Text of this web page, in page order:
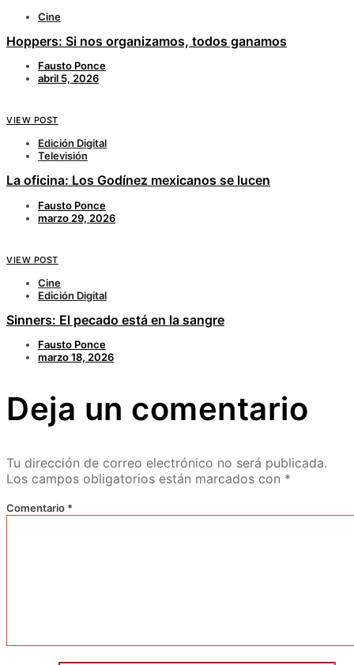
Cine
Hoppers: Si nos organizamos, todos ganamos
Fausto Ponce
abril 5, 2026
VIEW POST
Edición Digital
Televisión
La oficina: Los Godínez mexicanos se lucen
Fausto Ponce
marzo 29, 2026
VIEW POST
Cine
Edición Digital
Sinners: El pecado está en la sangre
Fausto Ponce
marzo 18, 2026
Deja un comentario
Tu dirección de correo electrónico no será publicada.
Los campos obligatorios están marcados con *
Comentario *